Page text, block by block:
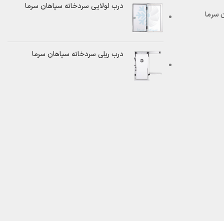
درب لولایی سردخانه سپاهان سرما
درب ریلی سردخانه سپاهان سرما